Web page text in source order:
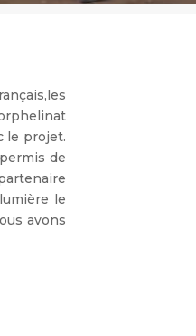
le projet.
de
le
avons